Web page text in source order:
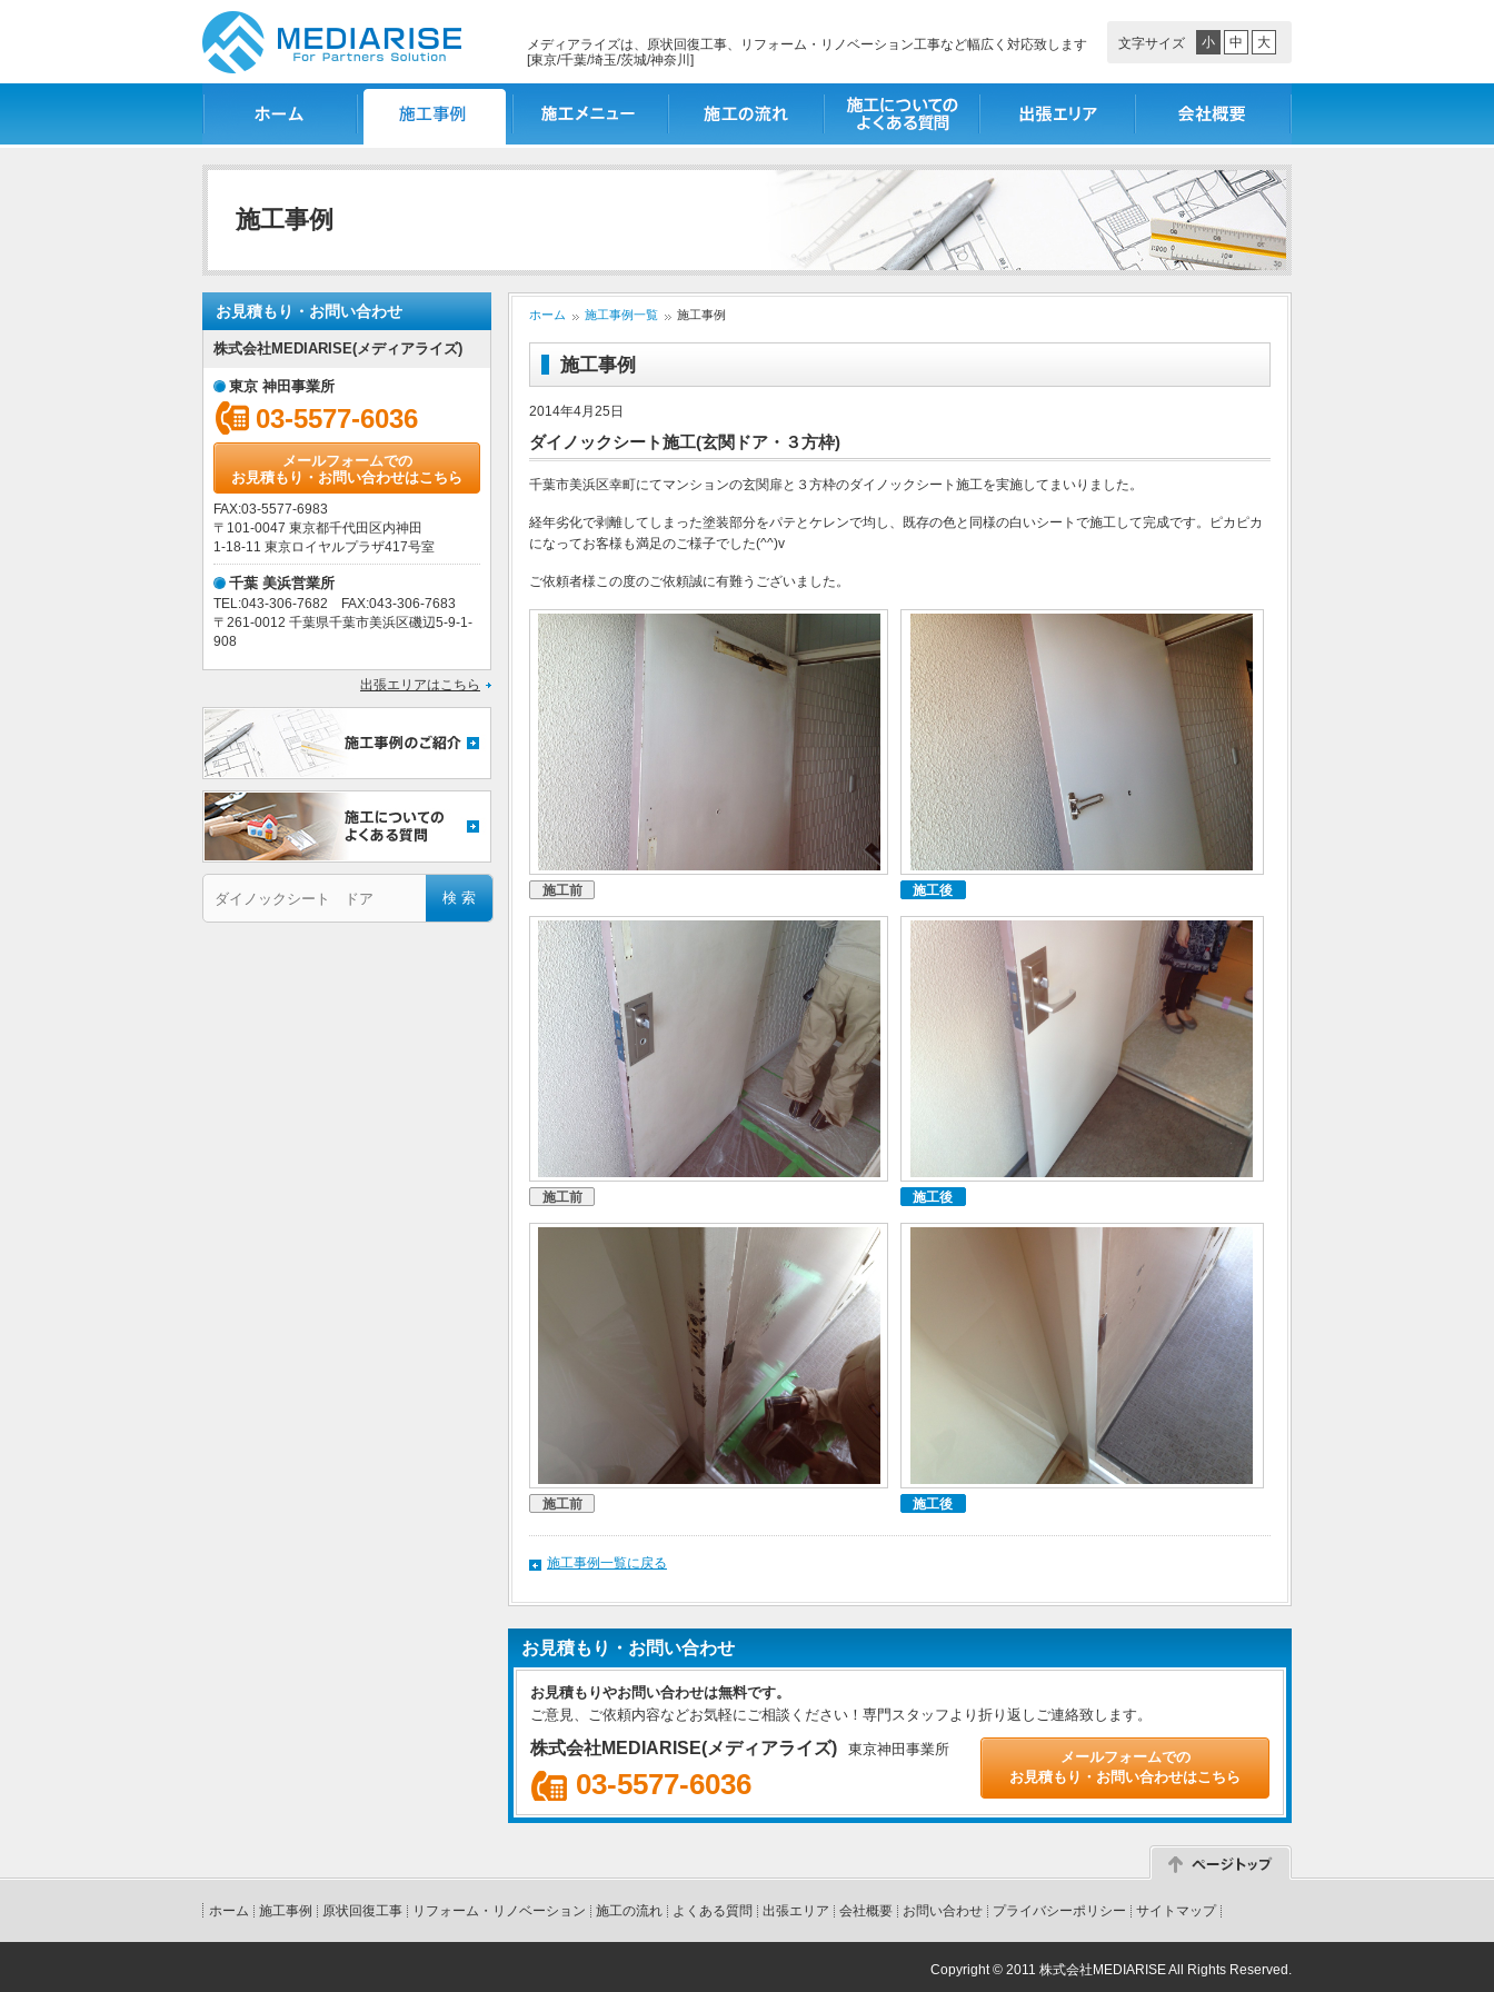
メディアライズは、原状回復工事、リフォーム・リノベーション工事など幅広く対応致します
[東京/千葉/埼玉/茨城/神奈川]
文字サイズ 小 中 大
る質問
施工事例
お見積もり・お問い合わせ
株式会社MEDIARISE(メディアライズ)
東京 神田事業所
03-5577-6036
メールフォームでの
お見積もり・お問い合わせはこちら
FAX:03-5577-6983
〒101-0047 東京都千代田区内神田
1-18-11 東京ロイヤルプラザ417号室
千葉 美浜営業所
TEL:043-306-7682 FAX:043-306-7683
〒261-0012 千葉県千葉市美浜区磯辺5-9-1-
908
出張エリアはこちら
ホーム 施工事例一覧 施工事例
施工事例
2014年4月25日
ダイノックシート施工(玄関ドア・３方枠)
千葉市美浜区幸町にてマンションの玄関扉と３方枠のダイノックシート施工を実施してまいりました。
経年劣化で剥離してしまった塗装部分をパテとケレンで均し、既存の色と同様の白いシートで施工して完成です。ピカピカ
になってお客様も満足のご様子でした(^^)v
ご依頼者様この度のご依頼誠に有難うございました。
施工前 施工後
施工前 施工後
施工前 施工後
施工事例一覧に戻る
お見積もり・お問い合わせ
お見積もりやお問い合わせは無料です。
ご意見、ご依頼内容などお気軽にご相談ください！専門スタッフより折り返しご連絡致します。
株式会社MEDIARISE(メディアライズ) 東京神田事業所
03-5577-6036
メールフォームでの
お見積もり・お問い合わせはこちら
ホーム 施工事例 原状回復工事 リフォーム・リノベーション 施工の流れ よくある質問 出張エリア 会社概要 お問い合わせ プライバシーポリシー サイトマップ
Copyright © 2011 株式会社MEDIARISE All Rights Reserved.